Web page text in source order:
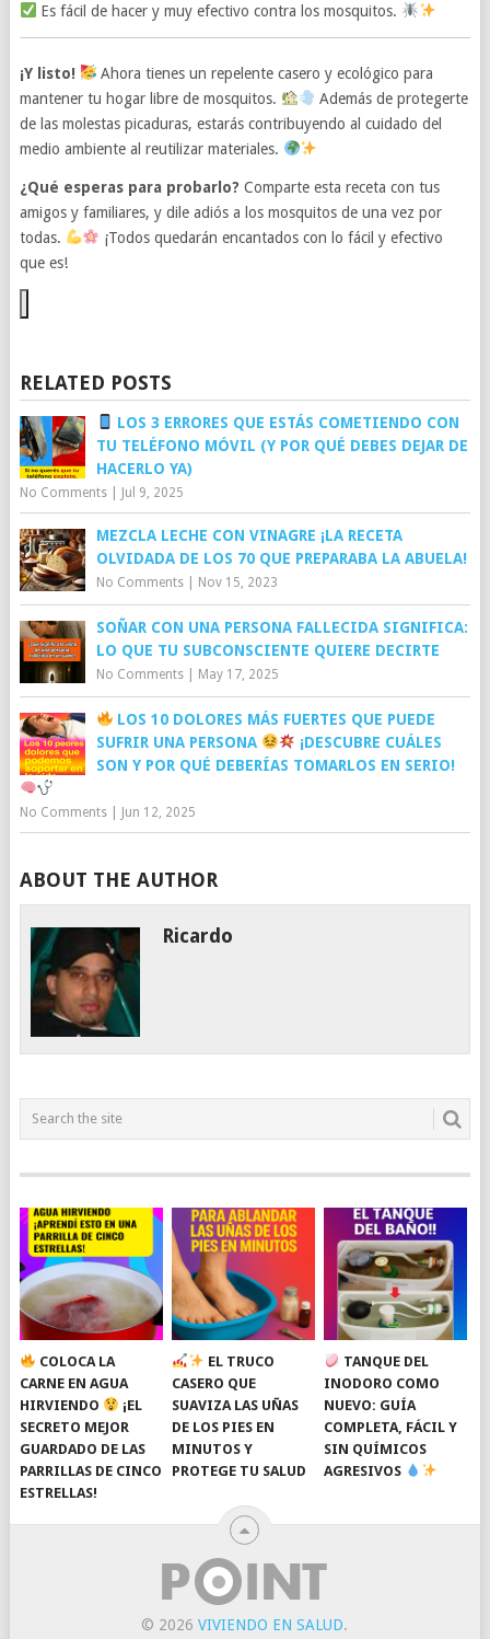
Es fácil de hacer y muy efectivo contra los mosquitos.
¡Y listo!
Ahora tienes un repelente casero y ecológico para
mantener tu hogar libre de mosquitos.
Además de protegerte
de las molestas picaduras, estarás contribuyendo al cuidado del
medio ambiente al reutilizar materiales.
¿Qué esperas para probarlo? Comparte esta receta con tus
amigos y familiares, y dile adiós a los mosquitos de una vez por
todas.
¡Todos quedarán encantados con lo fácil y efectivo
que es!
RELATED POSTS
LOS 3 ERRORES QUE ESTÁS COMETIENDO CON
TU TELÉFONO MÓVIL (Y POR QUÉ DEBES DEJAR DE
HACERLO YA)
No Comments| Jul 9, 2025
MEZCLA LECHE CON VINAGRE ¡LA RECETA
OLVIDADA DE LOS 70 QUE PREPARABA LA ABUELA!
No Comments| Nov 15, 2023
SOÑAR CON UNA PERSONA FALLECIDA SIGNIFICA:
LO QUE TU SUBCONSCIENTE QUIERE DECIRTE
No Comments| May 17, 2025
LOS 10 DOLORES MÁS FUERTES QUE PUEDE
SUFRIR UNA PERSONA
¡DESCUBRE CUÁLES
SON Y POR QUÉ DEBERÍAS TOMARLOS EN SERIO!
No Comments| Jun 12, 2025
ABOUT THE AUTHOR
Ricardo
COLOCA LA
CARNE EN AGUA
HIRVIENDO
¡EL
SECRETO MEJOR
GUARDADO DE LAS
PARRILLAS DE CINCO
ESTRELLAS!
EL TRUCO
CASERO QUE
SUAVIZA LAS UÑAS
DE LOS PIES EN
MINUTOS Y
PROTEGE TU SALUD
TANQUE DEL
INODORO COMO
NUEVO: GUÍA
COMPLETA, FÁCIL Y
SIN QUÍMICOS
AGRESIVOS
© 2026VIVIENDO EN SALUD.